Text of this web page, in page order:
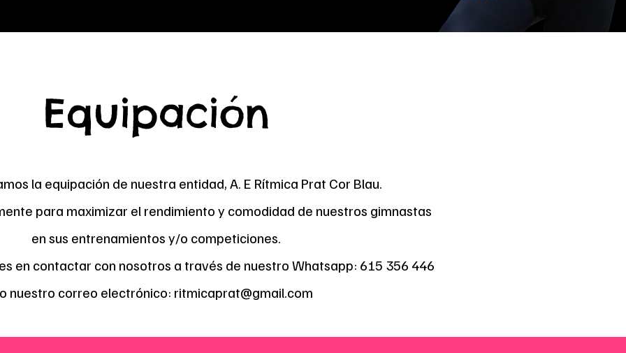
Equipación
la equipación de nuestra entidad, A. E Rítmica Prat Cor Blau.
para maximizar el rendimiento y comodidad de nuestros gimnastas
en sus entrenamientos y/o competiciones.
en contactar con nosotros a través de nuestro Whatsapp: 615 356 446
o nuestro correo electrónico: ritmicaprat@gmail.com